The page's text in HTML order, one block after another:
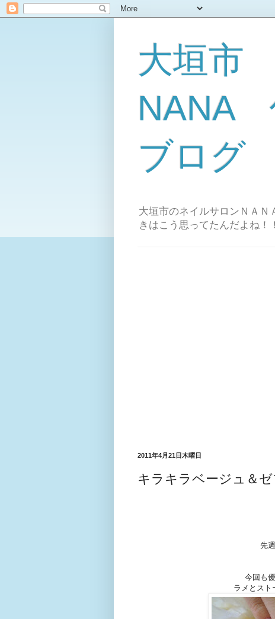
大垣市
NANA
ブログ
大垣市のネイルサロンＮＡＮ
きはこう思ってたんだよね
2011年4月21日木曜日
キラキラベージュ＆
先
今回も
ラメとスト